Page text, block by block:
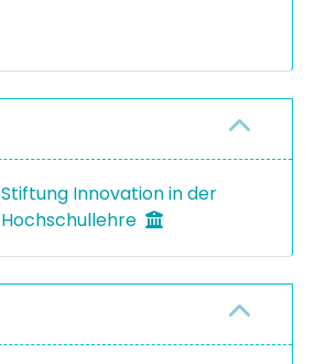
Stiftung Innovation in der
Hochschullehre